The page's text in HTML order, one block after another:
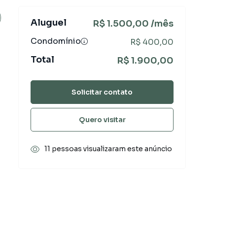
Aluguel R$ 1.500,00 /mês
Condomínio R$ 400,00
Total R$ 1.900,00
Solicitar contato
Quero visitar
11 pessoas visualizaram este anúncio